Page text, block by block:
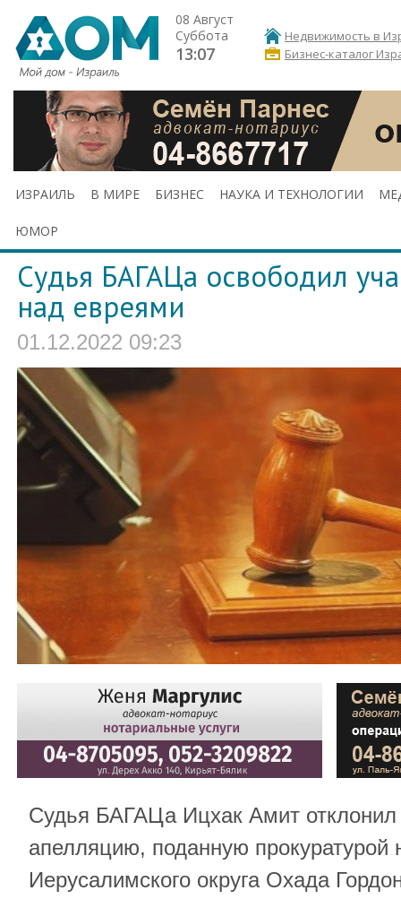
08 Август
Суббота
13:07
Недвижимость в
Бизнес-каталог
ИЗРАИЛЬ В МИРЕ БИЗНЕС НАУКА И ТЕХНОЛОГИИ
ЮМОР
Судья БАГАЦа освободил
над евреями
01.12.2022 09:23
Судья БАГАЦа Ицхак Амит отклонил
апелляцию, поданную
Иерусалимского округа Охада